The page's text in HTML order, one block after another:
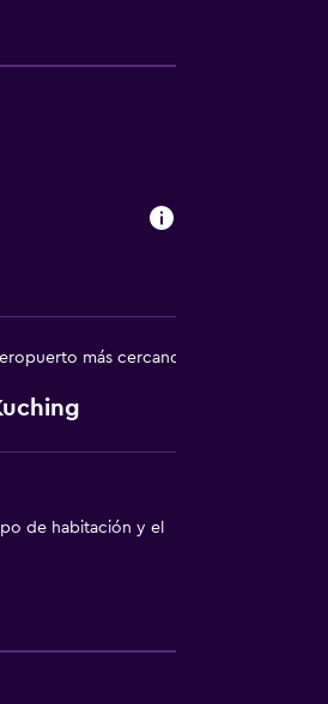
más cercano
de habitación y el